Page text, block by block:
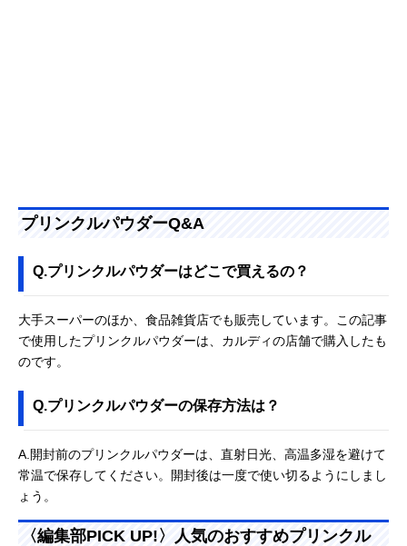
プリンクルパウダーQ&A
Q.プリンクルパウダーはどこで買えるの？
大手スーパーのほか、食品雑貨店でも販売しています。この記事
で使用したプリンクルパウダーは、カルディの店舗で購入したも
のです。
Q.プリンクルパウダーの保存方法は？
A.開封前のプリンクルパウダーは、直射日光、高温多湿を避けて
常温で保存してください。開封後は一度で使い切るようにしまし
ょう。
〈編集部PICK UP!〉人気のおすすめプリンクル